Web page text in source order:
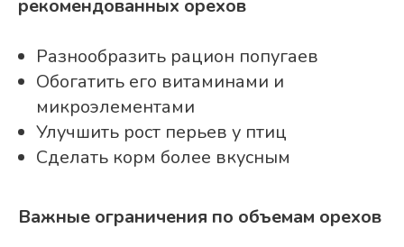
рекомендованных орехов
Разнообразить рацион попугаев
Обогатить его витаминами и
микроэлементами
Улучшить рост перьев у птиц
Сделать корм более вкусным
Важные ограничения по объемам орехов